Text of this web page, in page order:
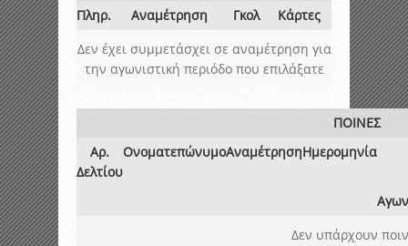
Πληρ.
Αναμέτρηση Γκολ
Κάρτες
Δεν έχει συμμετάσχει σε αναμέτρηση για
την αγωνιστική περιόδο που επιλάξατε
ΠΟΙΝΕΣ
Αρ.
Δελτίου
ΟνοματεπώνυμοΑναμέτρησηΗμερομηνία
Δεν υπάρχουν